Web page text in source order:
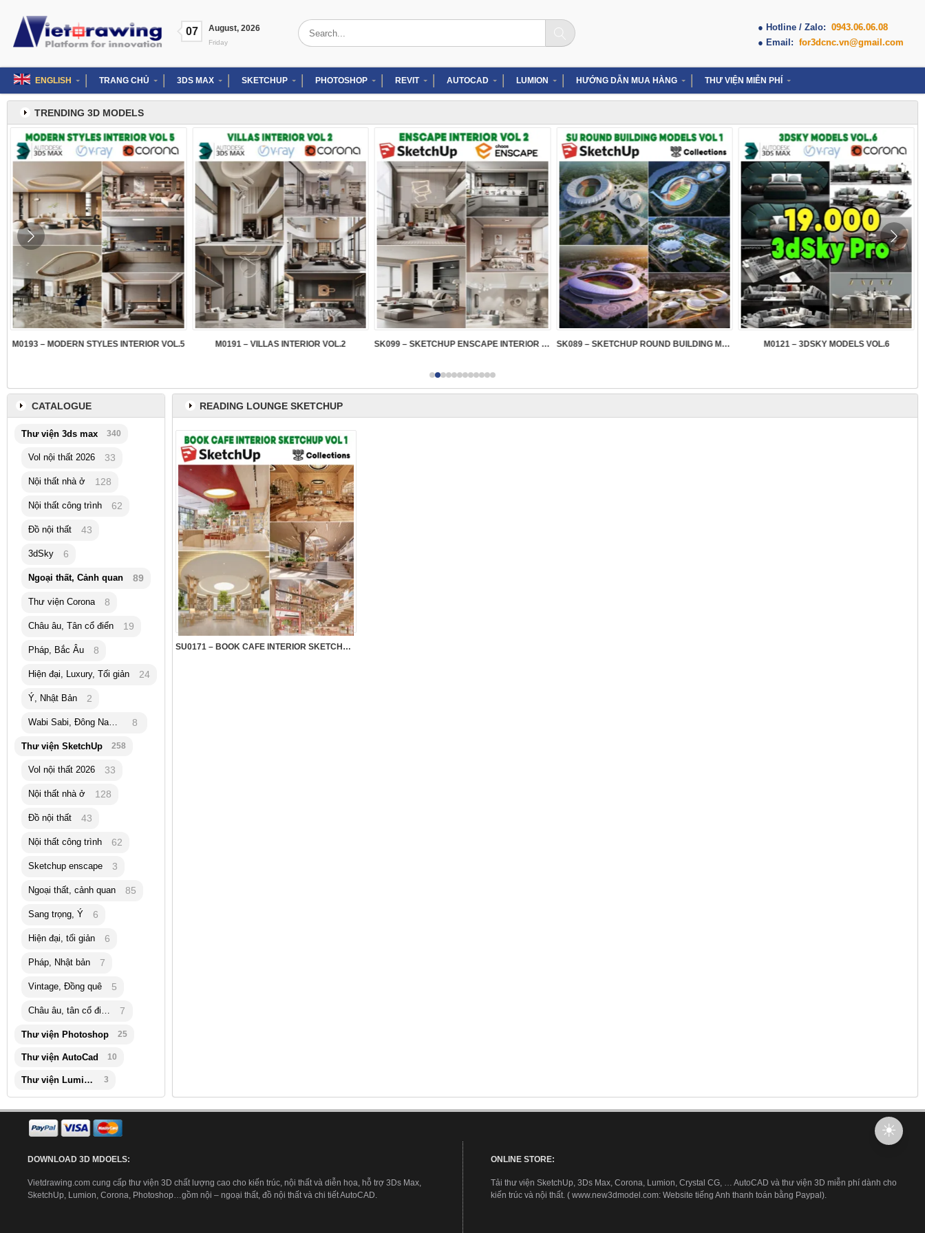
content
07 August, 2026
Friday
Search
for:
● Hotline / Zalo: 0943.06.06.08
● Email: for3dcnc.vn@gmail.com
ENGLISH TRANG CHỦ 3DS MAX SKETCHUP PHOTOSHOP REVIT AUTOCAD LUMION HƯỚNG DẪN MUA HÀNG THƯ VIỆN MIỄN PHÍ
TRENDING 3D MODELS
M0193 – MODERN STYLES INTERIOR VOL.5 M0191 – VILLAS INTERIOR VOL.2 SK099 – SKETCHUP ENSCAPE INTERIOR VOL.2 SK089 – SKETCHUP ROUND BUILDING MODELS M0121 – 3DSKY MODELS VOL.6
READING LOUNGE SKETCHUP
SU0171 – BOOK CAFE INTERIOR SKETCHUP VOL.1
CATALOGUE
Thư viện 3ds max 340
Vol nội thất 2026 33
Nội thất nhà ở 128
Nội thất công trình 62
Đồ nội thất 43
3dSky 6
Ngoại thất, Cảnh quan 89
Thư viện Corona 8
Châu âu, Tân cổ điển 19
Pháp, Bắc Âu 8
Hiện đại, Luxury, Tối giản 24
Ý, Nhật Bản 2
Wabi Sabi, Đông Nam Á 8
Thư viện SketchUp 258
Vol nội thất 2026 33
Nội thất nhà ở 128
Đồ nội thất 43
Nội thất công trình 62
Sketchup enscape 3
Ngoại thất, cảnh quan 85
Sang trọng, Ý 6
Hiện đại, tối giản 6
Pháp, Nhật bản 7
Vintage, Đồng quê 5
Châu âu, tân cổ điển 7
Thư viện Photoshop 25
Thư viện AutoCad 10
Thư viện Lumion 3
DOWNLOAD 3D MDOELS:
Vietdrawing.com cung cấp thư viện 3D chất lượng cao cho kiến trúc, nội thất và diễn họa, hỗ trợ 3Ds Max,
SketchUp, Lumion, Corona, Photoshop…gồm nội – ngoại thất, đồ nội thất và chi tiết AutoCAD.
ONLINE STORE:
Tải thư viện SketchUp, 3Ds Max, Corona, Lumion, Crystal CG, … AutoCAD và thư viện 3D miễn phí dành cho
kiến trúc và nội thất. ( www.new3dmodel.com: Website tiếng Anh thanh toán bằng Paypal).